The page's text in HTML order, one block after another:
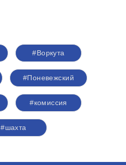
#Воркута
#Поневежский
#комиссия
#шахта